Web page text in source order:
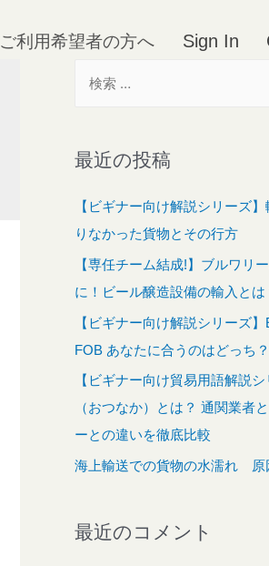
ご利用希望者の方へ Sign In
最近の投稿
【ビギナー向け解説シリーズ
りなかった貨物とその行方
【専任チーム結成!】ブルワリ
に！ビール醸造設備の輸入とは
【ビギナー向け解説シリーズ
FOB あなたに合うのはどっち？
【ビギナー向け貿易用語解説
（おつなか）とは？ 通関業者
ーとの違いを徹底比較
海上輸送での貨物の水濡れ 原
最近のコメント